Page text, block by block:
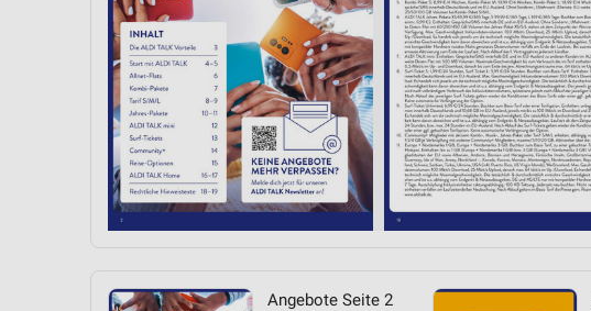
Angebote Seite 2
IAB-Besonderheiten:
Verwendung genauer Standortdaten
Geräte anhand von aktiv angeforderten Informationen identifizieren
Nicht-IAB-Verarbeitungszwecke:
Performance